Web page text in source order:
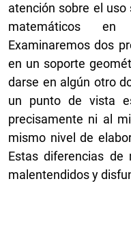
atención sobre el
matemáticos
Examinaremos dos
en un soporte
darse en algún otro
un punto de vista
precisamente ni al
mismo nivel de
Estas diferencias
malentendidos y